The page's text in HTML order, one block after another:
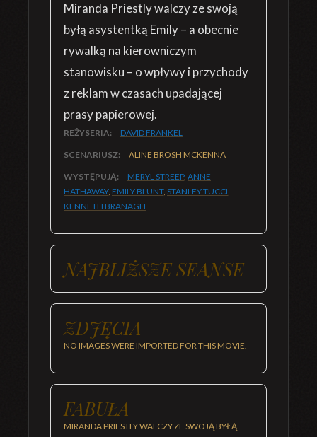
Miranda Priestly walczy ze swoją
byłą asystentką Emily – a obecnie
rywalką na kierowniczym
stanowisku – o wpływy i przychody
z reklam w czasach upadającej
prasy papierowej.
REŻYSERIA: DAVID FRANKEL
SCENARIUSZ: ALINE BROSH MCKENNA
WYSTĘPUJĄ: MERYL STREEP, ANNE
HATHAWAY, EMILY BLUNT, STANLEY TUCCI,
KENNETH BRANAGH
NAJBLIŻSZE SEANSE
ZDJĘCIA
NO IMAGES WERE IMPORTED FOR THIS MOVIE.
FABUŁA
MIRANDA PRIESTLY WALCZY ZE SWOJĄ BYŁĄ